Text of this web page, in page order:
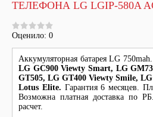
ТЕЛЕФОНА LG LGIP-580A
Оценило: 0
Аккумуляторная батарея LG
LG GC900 Viewty Smart, LG
GT505, LG GT400 Viewty Smile,
Lotus Elite. Гарантия 6 месяцев.
Возможна платная доставка по
расчет.